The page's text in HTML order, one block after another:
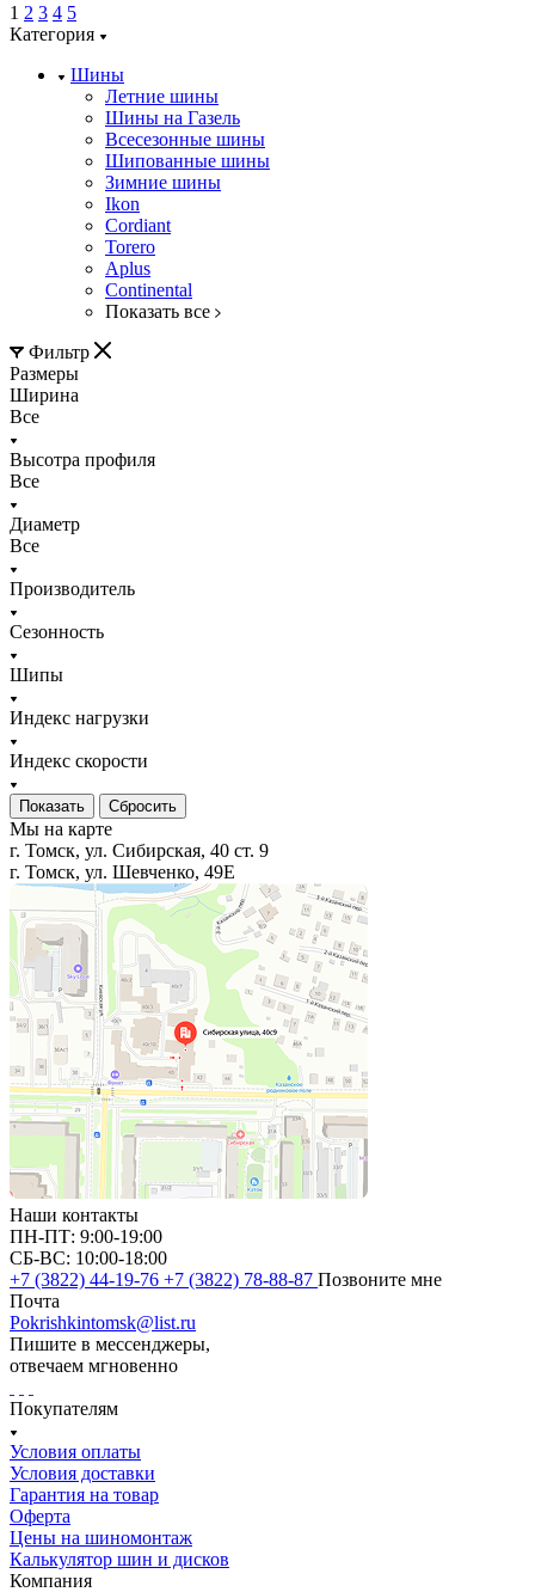
1 2 3 4 5
Категория
Шины
Летние шины
Шины на Газель
Всесезонные шины
Шипованные шины
Зимние шины
Ikon
Cordiant
Torero
Aplus
Continental
Показать все
Фильтр
Размеры
Ширина
Все
Высотра профиля
Все
Диаметр
Все
Производитель
Сезонность
Шипы
Индекс нагрузки
Индекс скорости
Сбросить
Мы на карте
г. Томск, ул. Сибирская, 40 ст. 9
г. Томск, ул. Шевченко, 49Е
Наши контакты
ПН-ПТ: 9:00-19:00
СБ-ВС: 10:00-18:00
+7 (3822) 44-19-76 +7 (3822) 78-88-87 Позвоните мне
Почта
Pokrishkintomsk@list.ru
Пишите в мессенджеры,
отвечаем мгновенно
Покупателям
Условия оплаты
Условия доставки
Гарантия на товар
Оферта
Цены на шиномонтаж
Калькулятор шин и дисков
Компания